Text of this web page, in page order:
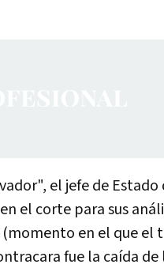
el jefe de
el corte para sus
en el que el
fue la caída de